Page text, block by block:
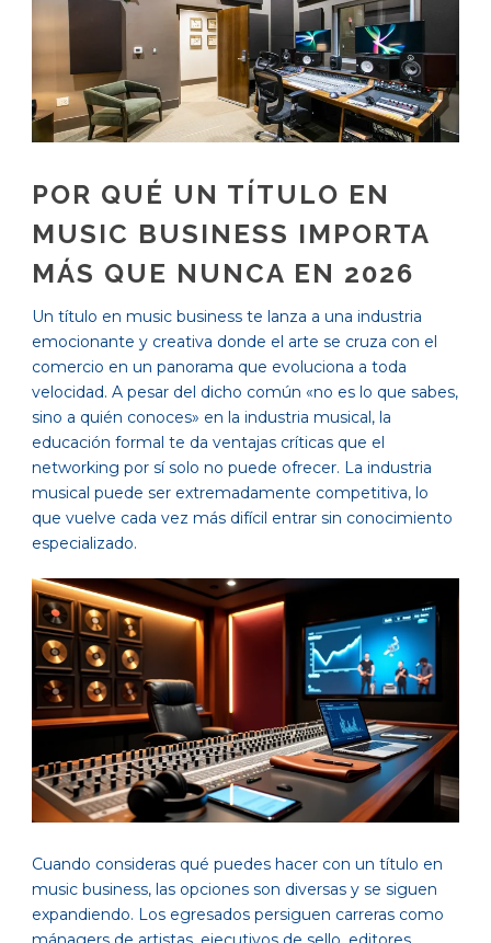
POR QUÉ UN TÍTULO EN
MUSIC BUSINESS IMPORTA
MÁS QUE NUNCA EN 2026
Un título en music business te lanza a una industria
emocionante y creativa donde el arte se cruza con el
comercio en un panorama que evoluciona a toda
velocidad. A pesar del dicho común «no es lo que sabes,
sino a quién conoces» en la industria musical, la
educación formal te da ventajas críticas que el
networking por sí solo no puede ofrecer. La industria
musical puede ser extremadamente competitiva, lo
que vuelve cada vez más difícil entrar sin conocimiento
especializado.
Cuando consideras qué puedes hacer con un título en
music business, las opciones son diversas y se siguen
expandiendo. Los egresados persiguen carreras como